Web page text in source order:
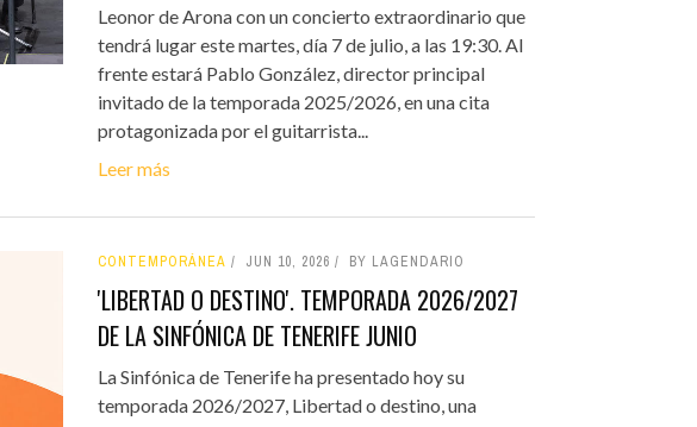
Leonor de Arona con un concierto extraordinario que
tendrá lugar este martes, día 7 de julio, a las 19:30. Al
frente estará Pablo González, director principal
invitado de la temporada 2025/2026, en una cita
protagonizada por el guitarrista...
Leer más
CONTEMPORÁNEA JUN 10, 2026 BY LAGENDARIO
'LIBERTAD O DESTINO'. TEMPORADA 2026/2027
DE LA SINFÓNICA DE TENERIFE JUNIO
La Sinfónica de Tenerife ha presentado hoy su
temporada 2026/2027, Libertad o destino, una